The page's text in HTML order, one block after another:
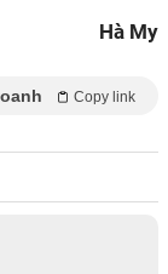
Hà My
Copy link